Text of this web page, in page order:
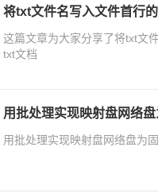
将txt文件名写入文件首行
这篇文章为大家分享了将txt文
txt文档
用批处理实现映射盘网络
用批处理实现映射盘网络盘为